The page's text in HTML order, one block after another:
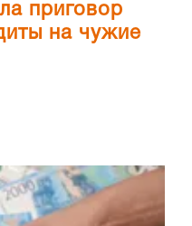
приговор
на чужие